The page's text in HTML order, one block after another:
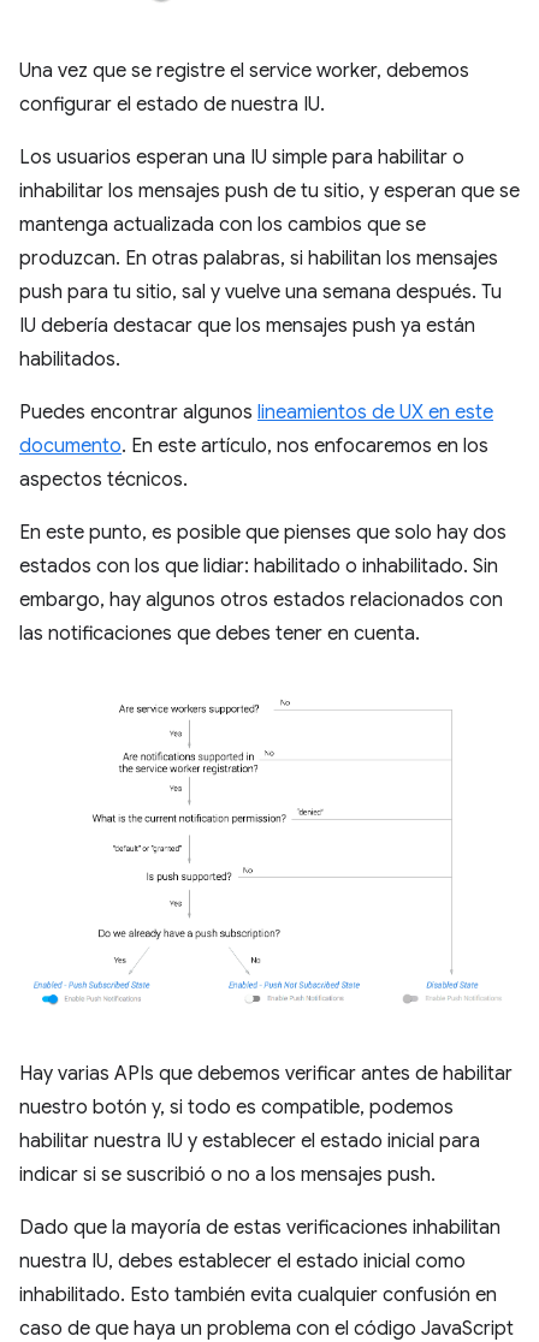
Una vez que se registre el service worker, debemos
configurar el estado de nuestra IU.
Los usuarios esperan una IU simple para habilitar o
inhabilitar los mensajes push de tu sitio, y esperan que se
mantenga actualizada con los cambios que se
produzcan. En otras palabras, si habilitan los mensajes
push para tu sitio, sal y vuelve una semana después. Tu
IU debería destacar que los mensajes push ya están
habilitados.
Puedes encontrar algunos lineamientos de UX en este
documento. En este artículo, nos enfocaremos en los
aspectos técnicos.
En este punto, es posible que pienses que solo hay dos
estados con los que lidiar: habilitado o inhabilitado. Sin
embargo, hay algunos otros estados relacionados con
las notificaciones que debes tener en cuenta.
Hay varias APIs que debemos verificar antes de habilitar
nuestro botón y, si todo es compatible, podemos
habilitar nuestra IU y establecer el estado inicial para
indicar si se suscribió o no a los mensajes push.
Dado que la mayoría de estas verificaciones inhabilitan
nuestra IU, debes establecer el estado inicial como
inhabilitado. Esto también evita cualquier confusión en
caso de que haya un problema con el código JavaScript